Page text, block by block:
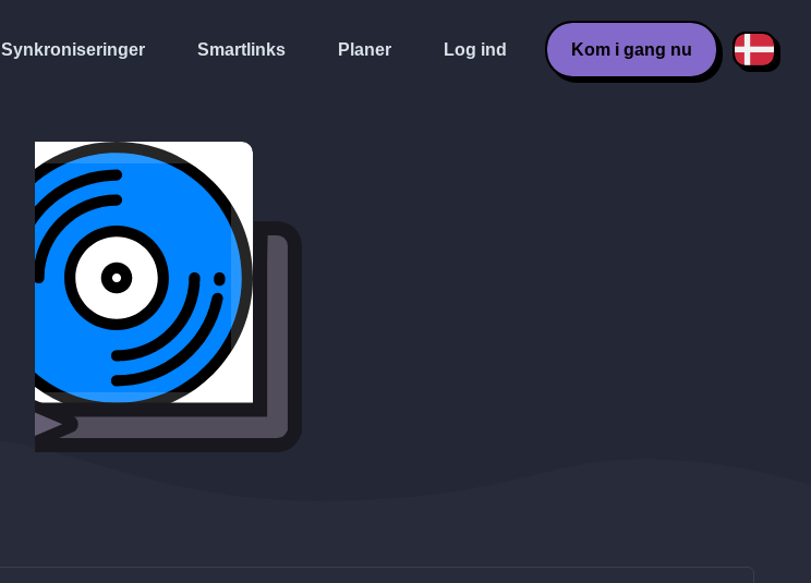
Synkroniseringer Smartlinks Planer Log ind Kom i gang nu